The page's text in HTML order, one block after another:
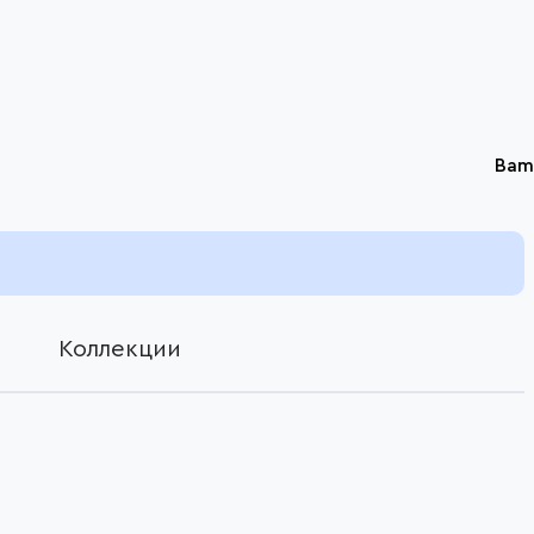
Коллекции